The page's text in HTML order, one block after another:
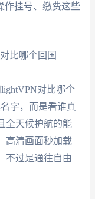
作挂号、缴费这些
对比哪个
字，而是看谁真
全天候护航的能
高清画面秒加载
不过是通往自由